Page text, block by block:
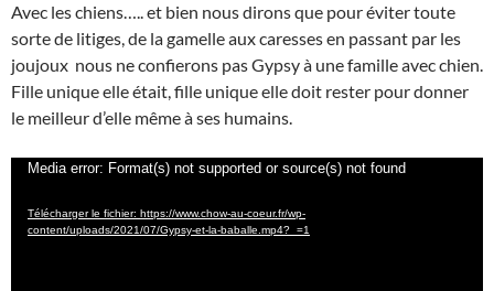
Avec les chiens….. et bien nous dirons que pour éviter toute
sorte de litiges, de la gamelle aux caresses en passant par les
joujoux nous ne confierons pas Gypsy à une famille avec chien.
Fille unique elle était, fille unique elle doit rester pour donner
le meilleur d’elle même à ses humains.
Lecteur
Media error: Format(s) not supported or source(s) not found
Télécharger le fichier: https://www.chow-au-coeur.fr/wp-
content/uploads/2021/07/Gypsy-et-la-baballe.mp4?_=1